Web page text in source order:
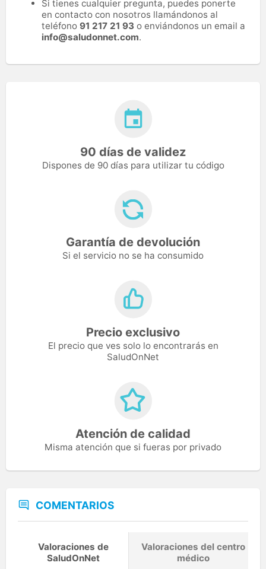
Si tienes cualquier pregunta, puedes ponerte
en contacto con nosotros llamándonos al
teléfono 91 217 21 93 o enviándonos un email a
info@saludonnet.com.
90 días de validez
Dispones de 90 días para utilizar tu código
Garantía de devolución
Si el servicio no se ha consumido
Precio exclusivo
El precio que ves solo lo encontrarás en
SaludOnNet
Atención de calidad
Misma atención que si fueras por privado
COMENTARIOS
Valoraciones de
SaludOnNet
Valoraciones del centro
médico